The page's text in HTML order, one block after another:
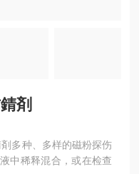
剤
多种、多样的磁粉探伤
中稀释混合，或在检查